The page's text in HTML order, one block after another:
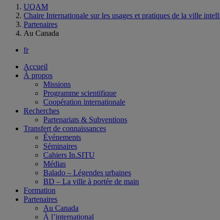
UQAM
Chaire Internationale sur les usages et pratiques de la ville
Partenaires
Au Canada
fr
Accueil
À propos
Missions
Programme scientifique
Coopération internationale
Recherches
Partenariats & Subventions
Transfert de connaissances
Événements
Séminaires
Cahiers In.SITU
Médias
Balado – Légendes urbaines
BD – La ville à portée de main
Formation
Partenaires
Au Canada
À l’international